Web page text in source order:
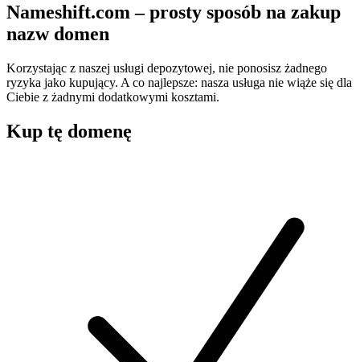
Nameshift.com – prosty sposób na zakup
nazw domen
Korzystając z naszej usługi depozytowej, nie ponosisz żadnego
ryzyka jako kupujący. A co najlepsze: nasza usługa nie wiąże się dla
Ciebie z żadnymi dodatkowymi kosztami.
Kup tę domenę